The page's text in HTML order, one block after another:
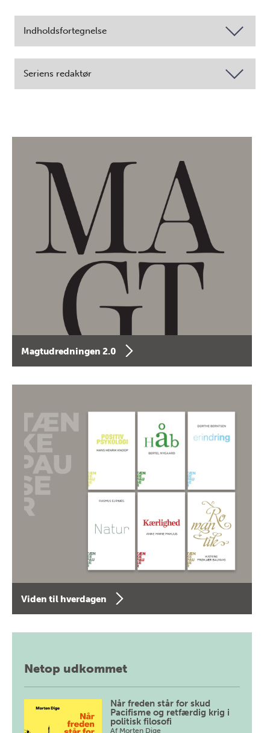
Indholdsfortegnelse
Seriens redaktør
Magtudredningen 2.0
Viden til hverdagen
Netop udkommet
Når freden står for skud
Pacifisme og retfærdig krig i
politisk filosofi
Af Morten Dige